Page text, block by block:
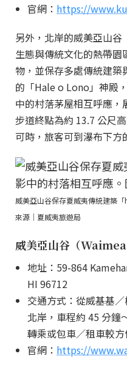
官網： https://
另外，北岸的威美亞山
生態與傳統文化的熱帶
物，並保存多處傳統建
的「Hale o Lono」神殿
中的村落茅屋相互呼應，
步道終點為約 13.7 公尺
可時，旅客可到瀑布下方
威美亞山谷保存夏威夷傳統建築
來源｜夏威夷旅遊局
威美亞山谷（Waimea
地址：59-864
HI 96712
交通方式：從威基基
北岸，車程約 45 分鐘
轉乘或包車／租車較
官網： https://